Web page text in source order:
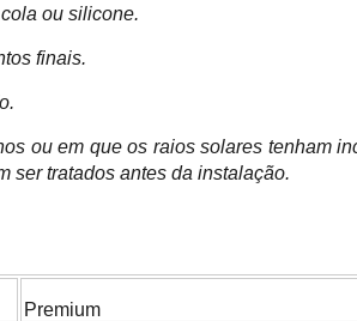
ou silicone.
finais.
ou em que os raios solares tenham
ser tratados antes da instalação.
Premium